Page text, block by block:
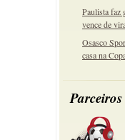
Paulista faz
vence de
Osasco
casa na
Parceiros